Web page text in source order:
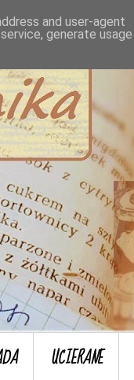
UCIERANE
and user-agent
generate usage